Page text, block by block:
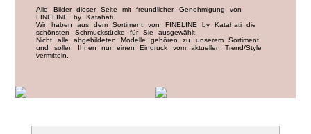
Alle Bilder dieser Seite mit freundlicher Genehmigung von
FINELINE by Katahati.
Wir haben aus dem Sortiment von FINELINE by Katahati die
schönsten Schmuckstücke für Sie ausgewählt.
Nicht alle abgebildeten Modelle gehören zu unserem Sortiment
und sollen Ihnen nur einen Eindruck vom aktuellen Trend/Style
vermitteln.